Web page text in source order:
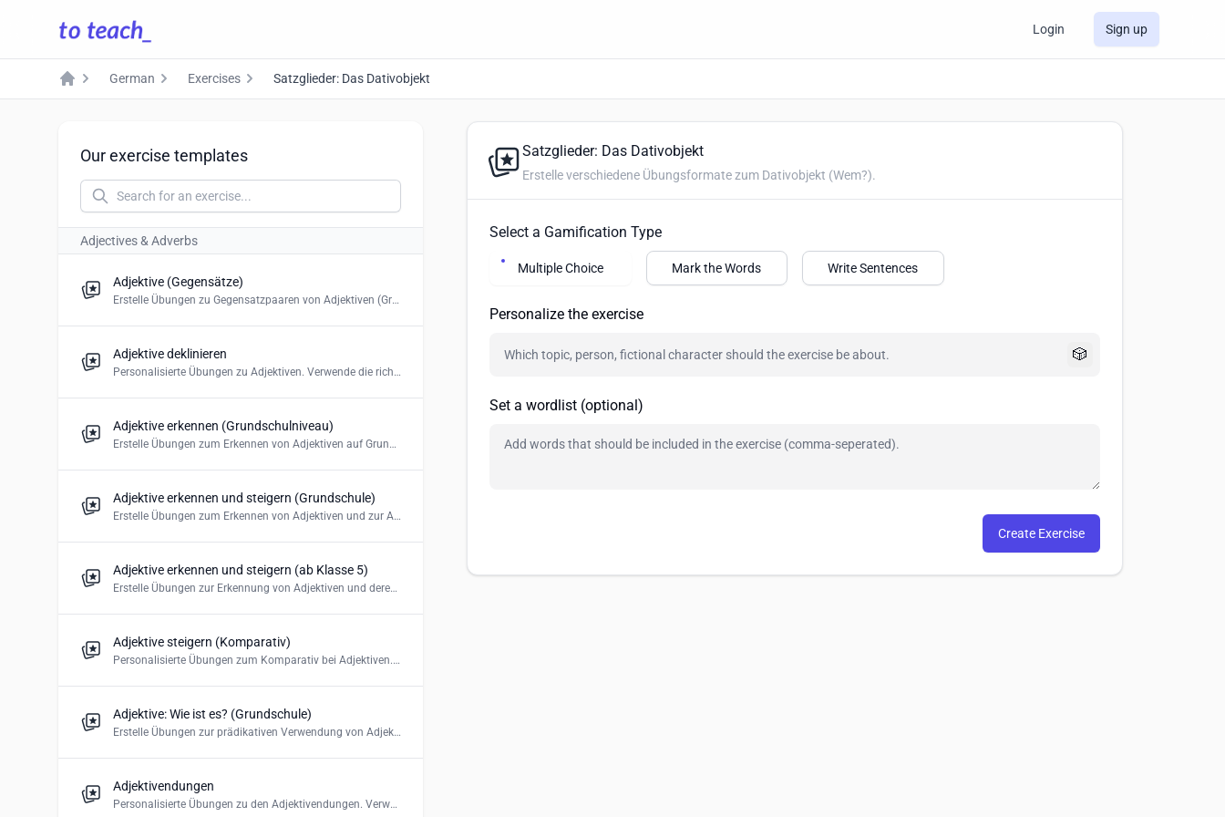
Login Sign up
Home
German Exercises Satzglieder: Das Dativobjekt
Satzglieder: Das Dativobjekt
Erstelle verschiedene Übungsformate zum Dativobjekt (Wem?).
Select a Gamification Type
Multiple Choice Mark the Words Write Sentences
Personalize the exercise
🎲
Set a wordlist (optional)
Create Exercise
Our exercise templates
Adjectives & Adverbs
Adjektive (Gegensätze)
Erstelle Übungen zu Gegensatzpaaren von Adjektiven (Grundschule)
Adjektive deklinieren
Personalisierte Übungen zu Adjektiven. Verwende die richtige Form. Erstelle ein Multiple-Choice-Quiz oder Drag and Drop.
Adjektive erkennen (Grundschulniveau)
Erstelle Übungen zum Erkennen von Adjektiven auf Grundschulniveau.
Adjektive erkennen und steigern (Grundschule)
Erstelle Übungen zum Erkennen von Adjektiven und zur Adjektivsteigerung (Komparativ und Superlativ) auf Grundschulniveau.
Adjektive erkennen und steigern (ab Klasse 5)
Erstelle Übungen zur Erkennung von Adjektiven und deren Steigerung.
Adjektive steigern (Komparativ)
Personalisierte Übungen zum Komparativ bei Adjektiven. Verwende die richtige Form. Erstelle ein Multiple-Choice-Quiz oder Lückentext.
Adjektive: Wie ist es? (Grundschule)
Erstelle Übungen zur prädikativen Verwendung von Adjektiven auf Grundschulniveau: Wie ist jemand/etwas?
Adjektivendungen
Personalisierte Übungen zu den Adjektivendungen. Verwende die richtige Endung. Erstelle ein Multiple-Choice-Quiz, Lückentext oder Drag and Drop.